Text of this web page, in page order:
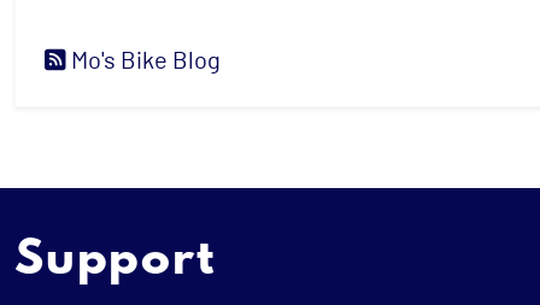
Mo's Bike Blog
Support